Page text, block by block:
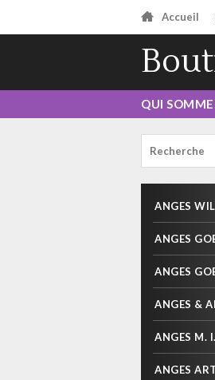
Accueil
QUI
ANGES
ANGES
ANGES
ANGES &
ANGES M.
ANGES